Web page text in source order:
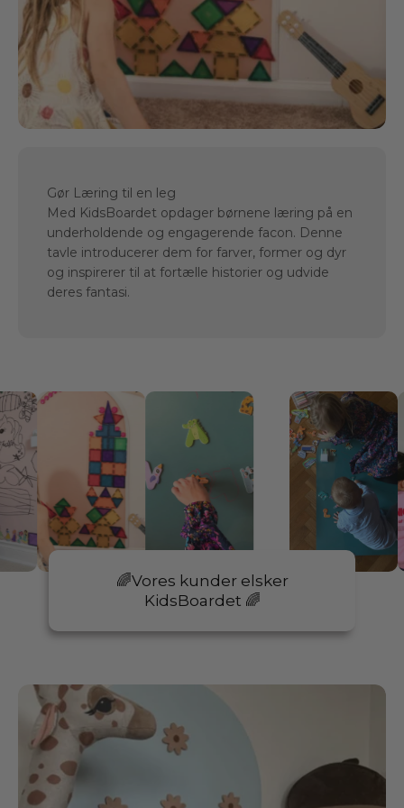
Gør Læring til en leg
Med KidsBoardet opdager børnene læring på en
underholdende og engagerende facon. Denne
tavle introducerer dem for farver, former og dyr
og inspirerer til at fortælle historier og udvide
deres fantasi.
🌈Vores kunder elsker
KidsBoardet 🌈